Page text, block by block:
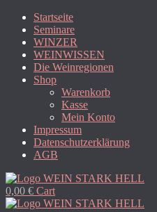
Startseite
Seminare
WINZER
WEINWISSEN
Die Weinregionen
Shop
Warenkorb
Kasse
Mein Konto
Impressum
Datenschutzerklärung
AGB
0,00 € Cart